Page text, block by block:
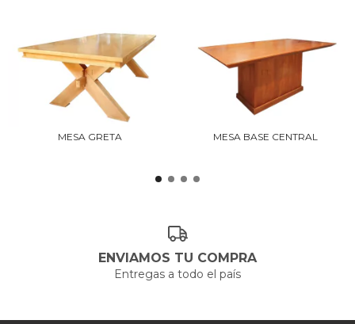
MESA GRETA MESA BASE CENTRAL
ENVIAMOS TU COMPRA
Entregas a todo el país